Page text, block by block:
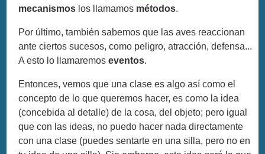
mecanismos los llamamos métodos.
Por último, también sabemos que las aves reaccionan
ante ciertos sucesos, como peligro, atracción, defensa...
A esto lo llamaremoseventos.
Entonces, vemos que una clase es algo así como el
concepto de lo que queremos hacer, es como la idea
(concebida al detalle) de la cosa, del objeto; pero igual
que con las ideas, no puedo hacer nada directamente
con una clase (puedes sentarte en una silla, pero no en